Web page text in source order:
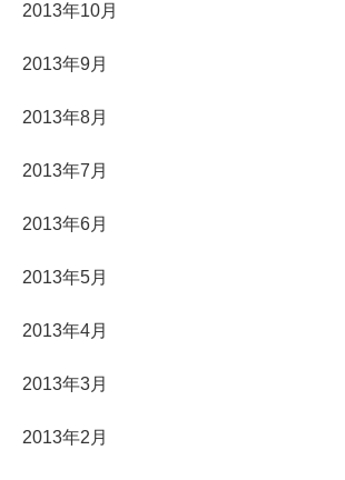
2013年10月
2013年9月
2013年8月
2013年7月
2013年6月
2013年5月
2013年4月
2013年3月
2013年2月